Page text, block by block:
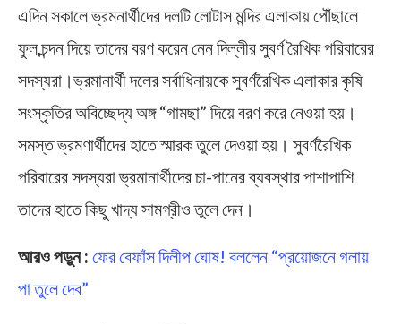
এদিন সকালে ভ্রমনার্থীদের দলটি লোটাস মন্দির এলাকায় পৌঁছালে
ফুল,চন্দন দিয়ে তাদের বরণ করেন নেন দিল্লীর সুবর্ণ রৈখিক পরিবারের
সদস্যরা।ভ্রমানার্থী দলের সর্বাধিনায়কে সুবর্ণরৈখিক এলাকার কৃষি
সংস্কৃতির অবিচ্ছেদ্য অঙ্গ “গামছা” দিয়ে বরণ করে নেওয়া হয়।
সমস্ত ভ্রমণার্থীদের হাতে স্মারক তুলে দেওয়া হয়। সুবর্ণরৈখিক
পরিবারের সদস্যরা ভ্রমানার্থীদের চা-পানের ব্যবস্থার পাশাপাশি
তাদের হাতে কিছু খাদ্য সামগ্রীও তুলে দেন।
আরও পড়ুন : ফের বেফাঁস দিলীপ ঘোষ! বললেন “প্রয়োজনে গলায়
পা তুলে দেব”